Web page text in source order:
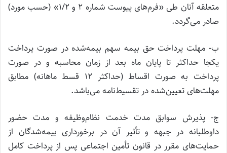
متعلقه آنان طی «فرم‌های پیوست شماره ۲ و ۱/۲» (حسب مورد)
صادر می‌گردد.
ب- مهلت پرداخت حق بیمه سهم بیمه‌شده در صورت پرداخت
یکجا حداکثر تا پایان ماه بعد از زمان محاسبه و در صورت
پرداخت به صورت اقساط (حداکثر ۱۲ قسط ماهانه) مطابق
مهلت‌های تعیین‌شده در تقسیط‌نامه می‌باشد.
ج- پذیرش سوابق مدت خدمت نظام‌وظیفه و مدت حضور
داوطلبانه در جبهه و تأثیر آن در برخورداری بیمه‌شدگان از
حمایت‌های مقرر در قانون تأمین اجتماعی پس از پرداخت کامل